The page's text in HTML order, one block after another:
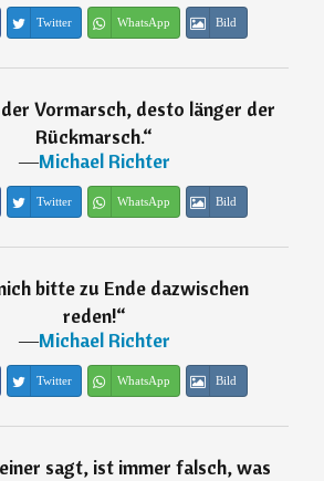
Twitter WhatsApp Bild
Vormarsch, desto länger der
Rückmarsch.“
―Michael Richter
Twitter WhatsApp Bild
bitte zu Ende dazwischen
reden!“
―Michael Richter
Twitter WhatsApp Bild
sagt, ist immer falsch, was